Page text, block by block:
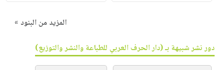
المزيد من البنود »
دور نشر شبيهة بـ (دار الحرف العربي للطباعة والنشر والتوزيع)